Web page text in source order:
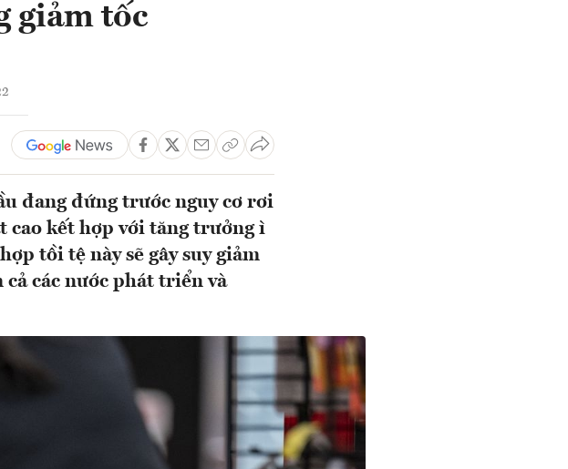
giảm tốc
đang đứng trước nguy cơ rơi
cao kết hợp với tăng trưởng ì
tồi tệ này sẽ gây suy giảm
cả các nước phát triển và